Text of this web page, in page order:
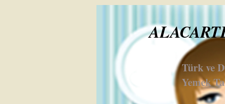
Türk ve
Yemek